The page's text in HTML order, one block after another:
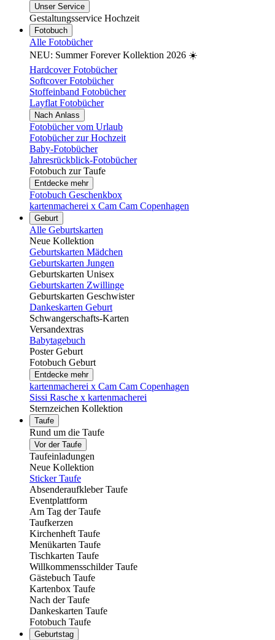
Unser Service
Gestaltungsservice Hochzeit
Fotobuch
Alle Fotobücher
NEU: Summer Forever Kollektion 2026 ☀️
Hardcover Fotobücher
Softcover Fotobücher
Stoffeinband Fotobücher
Layflat Fotobücher
Nach Anlass
Fotobücher vom Urlaub
Fotobücher zur Hochzeit
Baby-Fotobücher
Jahresrückblick-Fotobücher
Fotobuch zur Taufe
Entdecke mehr
Fotobuch Geschenkbox
kartenmacherei x Cam Cam Copenhagen
Geburt
Alle Geburtskarten
Neue Kollektion
Geburtskarten Mädchen
Geburtskarten Jungen
Geburtskarten Unisex
Geburtskarten Zwillinge
Geburtskarten Geschwister
Dankeskarten Geburt
Schwangerschafts-Karten
Versandextras
Babytagebuch
Poster Geburt
Fotobuch Geburt
Entdecke mehr
kartenmacherei x Cam Cam Copenhagen
Sissi Rasche x kartenmacherei
Sternzeichen Kollektion
Taufe
Rund um die Taufe
Vor der Taufe
Taufeinladungen
Neue Kollektion
Sticker Taufe
Absenderaufkleber Taufe
Eventplattform
Am Tag der Taufe
Taufkerzen
Kirchenheft Taufe
Menükarten Taufe
Tischkarten Taufe
Willkommensschilder Taufe
Gästebuch Taufe
Kartenbox Taufe
Nach der Taufe
Dankeskarten Taufe
Fotobuch Taufe
Geburtstag